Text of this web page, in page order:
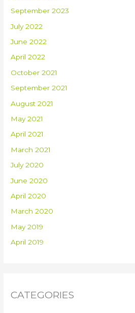
September 2023
July 2022
June 2022
April 2022
October 2021
September 2021
August 2021
May 2021
April 2021
March 2021
July 2020
June 2020
April 2020
March 2020
May 2019
April 2019
CATEGORIES